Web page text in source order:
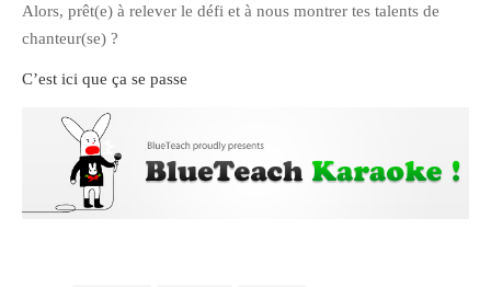
Pix&Music
Trouvailles
Vendredi Cinéma
BLOGROLL
Alors, prêt(e) à relever le défi et à nous montrer tes talents de
chanteur(se) ?
C’est ici que ça se passe